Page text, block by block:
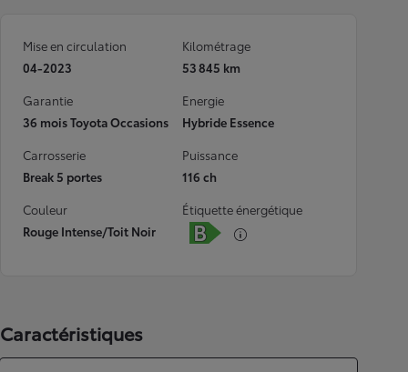
Mise en circulation
04-2023
Kilométrage
53 845 km
Garantie
36 mois Toyota Occasions
Energie
Hybride Essence
Carrosserie
Break 5 portes
Puissance
116 ch
Couleur
Rouge Intense/Toit Noir
Étiquette énergétique
Caractéristiques